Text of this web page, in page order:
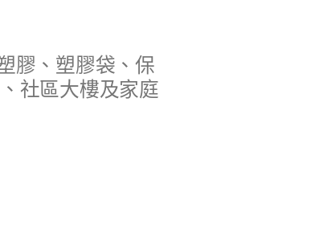
膠、塑膠袋、保
社區大樓及家庭